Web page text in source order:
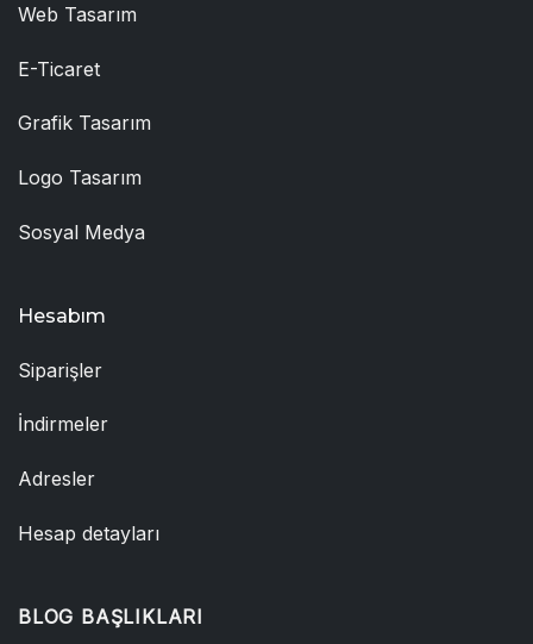
Web Tasarım
E-Ticaret
Grafik Tasarım
Logo Tasarım
Sosyal Medya
Hesabım
Siparişler
İndirmeler
Adresler
Hesap detayları
BLOG BAŞLIKLARI